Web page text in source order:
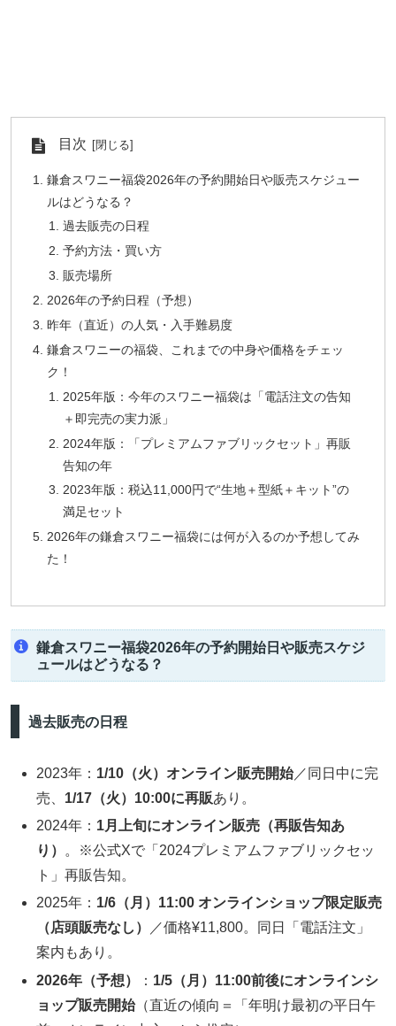
目次
鎌倉スワニー福袋2026年の予約開始日や販売スケジュー
ルはどうなる？
過去販売の日程
予約方法・買い方
販売場所
2026年の予約日程（予想）
昨年（直近）の人気・入手難易度
鎌倉スワニーの福袋、これまでの中身や価格をチェッ
ク！
2025年版：今年のスワニー福袋は「電話注文の告知
＋即完売の実力派」
2024年版：「プレミアムファブリックセット」再販
告知の年
2023年版：税込11,000円で“生地＋型紙＋キット”の
満足セット
2026年の鎌倉スワニー福袋には何が入るのか予想してみ
た！
鎌倉スワニー福袋2026年の予約開始日や販売スケジ
ュールはどうなる？
過去販売の日程
2023年： 1/10（火）オンライン販売開始／同日中に完
売、 1/17（火）10:00に再販あり。
2024年： 1月上旬にオンライン販売（再販告知あ
り）
。※公式Xで「2024プレミアムファブリックセッ
ト」再販告知。
2025年： 1/6（月）11:00 オンラインショップ限定販売
（店頭販売なし）
／価格¥11,800。同日「電話注文」
案内もあり。
2026年（予想）
： 1/5（月）11:00前後にオンラインシ
ョップ販売開始（直近の傾向＝「年明け最初の平日午